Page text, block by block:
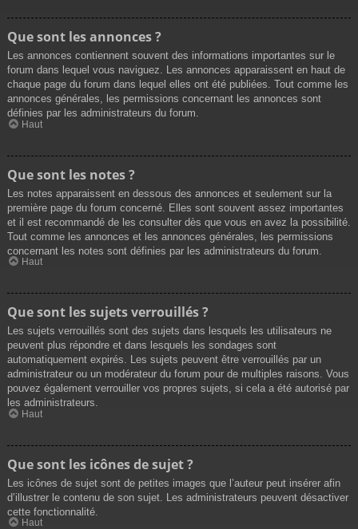
Que sont les annonces ?
Les annonces contiennent souvent des informations importantes sur le
forum dans lequel vous naviguez. Les annonces apparaissent en haut de
chaque page du forum dans lequel elles ont été publiées. Tout comme les
annonces générales, les permissions concernant les annonces sont
définies par les administrateurs du forum.
Haut
Que sont les notes ?
Les notes apparaissent en dessous des annonces et seulement sur la
première page du forum concerné. Elles sont souvent assez importantes
et il est recommandé de les consulter dès que vous en avez la possibilité.
Tout comme les annonces et les annonces générales, les permissions
concernant les notes sont définies par les administrateurs du forum.
Haut
Que sont les sujets verrouillés ?
Les sujets verrouillés sont des sujets dans lesquels les utilisateurs ne
peuvent plus répondre et dans lesquels les sondages sont
automatiquement expirés. Les sujets peuvent être verrouillés par un
administrateur ou un modérateur du forum pour de multiples raisons. Vous
pouvez également verrouiller vos propres sujets, si cela a été autorisé par
les administrateurs.
Haut
Que sont les icônes de sujet ?
Les icônes de sujet sont de petites images que l’auteur peut insérer afin
d’illustrer le contenu de son sujet. Les administrateurs peuvent désactiver
cette fonctionnalité.
Haut